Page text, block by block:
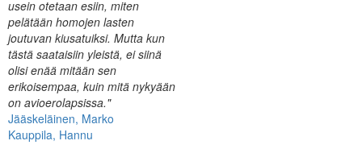
usein otetaan esiin, miten
pelätään homojen lasten
joutuvan kiusatuiksi. Mutta kun
tästä saataisiin yleistä, ei siinä
olisi enää mitään sen
erikoisempaa, kuin mitä nykyään
on avioerolapsissa."
Jääskeläinen, Marko
Kauppila, Hannu